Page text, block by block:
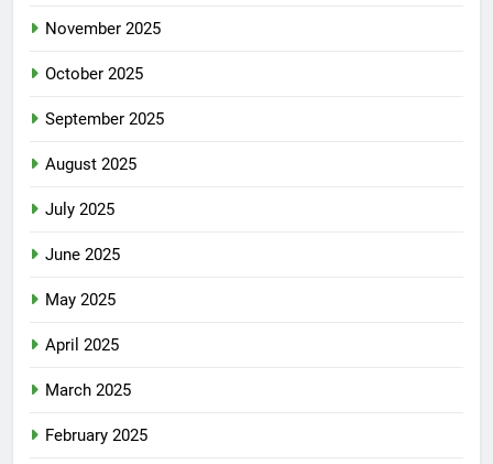
November 2025
October 2025
September 2025
August 2025
July 2025
June 2025
May 2025
April 2025
March 2025
February 2025